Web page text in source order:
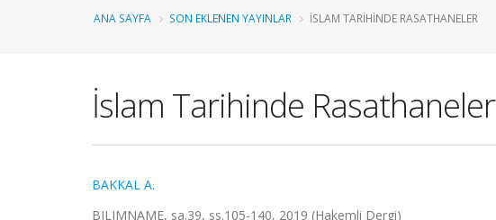
ANA SAYFA SON EKLENEN YAYINLAR İSLAM TARIHINDE RASATHANELER
İslam Tarihinde Rasathaneler
BAKKAL A.
BILIMNAME, sa.39, ss.105-140, 2019 (Hakemli Dergi)